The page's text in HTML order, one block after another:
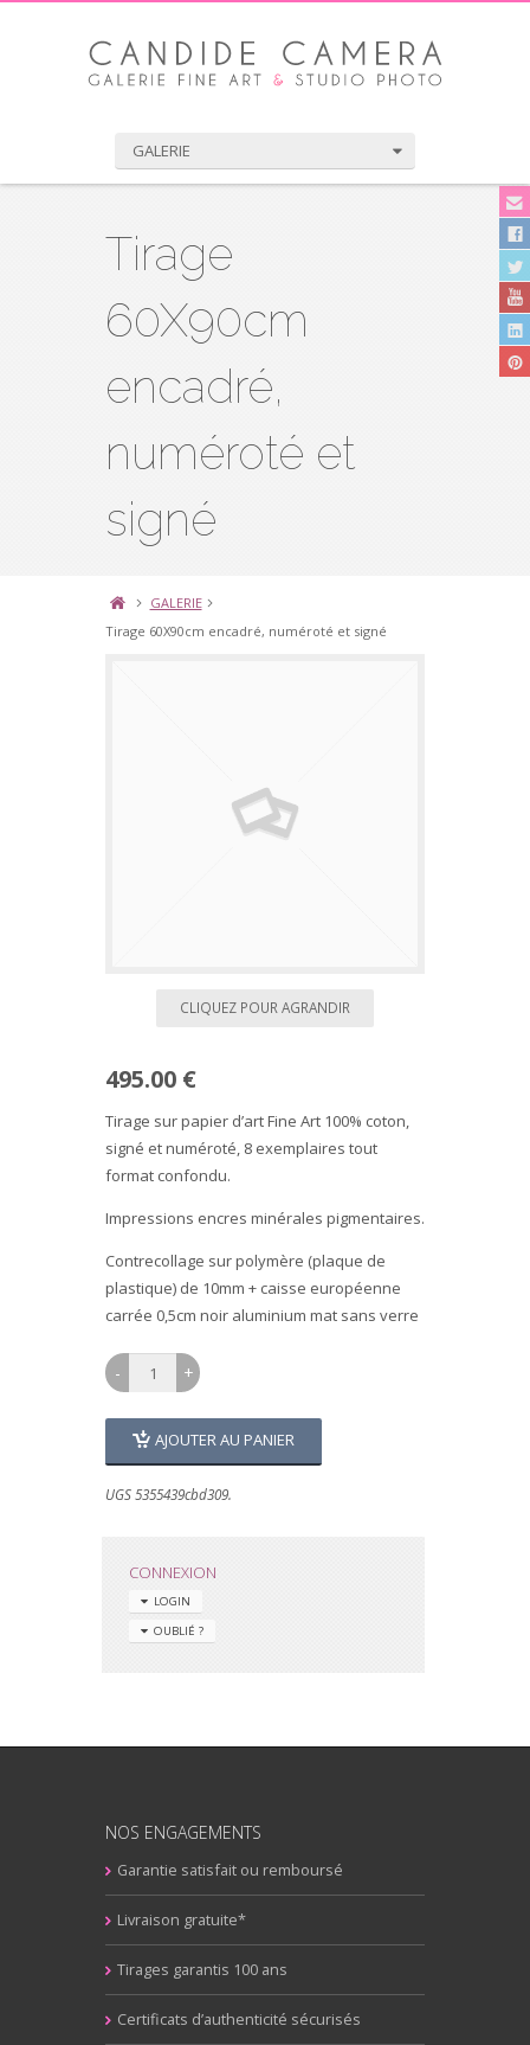
GALERIE
Tirage
60X90cm
encadré,
numéroté et
signé
GALERIE
Tirage 60X90cm encadré, numéroté et signé
CLIQUEZ POUR AGRANDIR
495.00 €
Tirage sur papier d’art Fine Art 100% coton,
signé et numéroté, 8 exemplaires tout
format confondu.
Impressions encres minérales pigmentaires.
Contrecollage sur polymère (plaque de
plastique) de 10mm + caisse européenne
carrée 0,5cm noir aluminium mat sans verre
AJOUTER AU PANIER
UGS 5355439cbd309.
CONNEXION
LOGIN
OUBLIÉ ?
NOS ENGAGEMENTS
Garantie satisfait ou remboursé
Livraison gratuite*
Tirages garantis 100 ans
Certificats d’authenticité sécurisés